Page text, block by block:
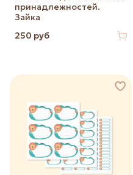
принадлежностей.
Зайка
250 руб